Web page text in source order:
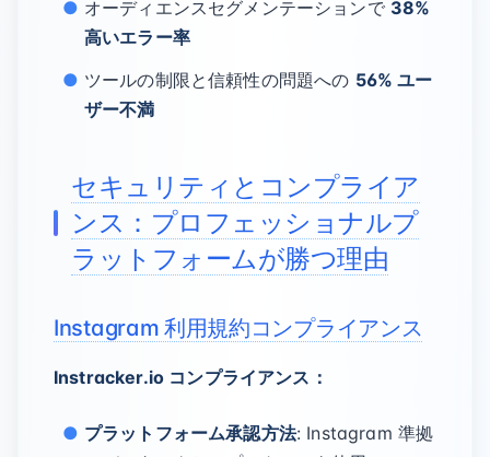
オーディエンスセグメンテーションで 38%
高いエラー率
ツールの制限と信頼性の問題への 56% ユー
ザー不満
セキュリティとコンプライア
ンス：プロフェッショナルプ
ラットフォームが勝つ理由
Instagram 利用規約コンプライアンス
Instracker.io コンプライアンス：
プラットフォーム承認方法: Instagram 準拠